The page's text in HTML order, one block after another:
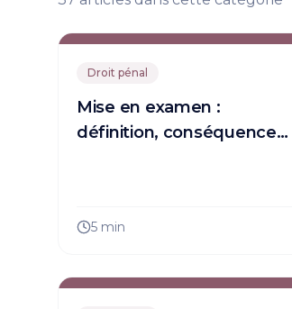
les démarches d'effacement d'une
Droit pénal
Mise en examen :
définition, conséquences
5 min